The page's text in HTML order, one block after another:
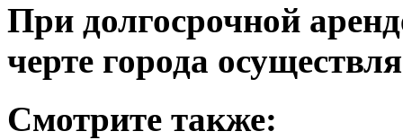
При долгосрочной
черте города
Смотрите также: